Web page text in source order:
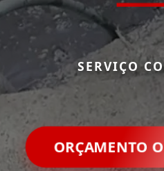
SERVIÇO
ORÇAMENTO